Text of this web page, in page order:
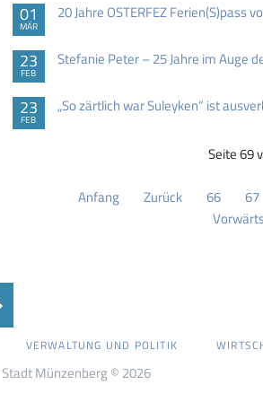
01
MÄR
20 Jahre OSTERFEZ Ferien(S)pass
23
FEB
Stefanie Peter – 25 Jahre im Auge
23
FEB
„So zärtlich war Suleyken“ ist
Seite 69
Anfang Zurück 66 67
VERWALTUNG UND POLITIK
Münzenberg © 2026